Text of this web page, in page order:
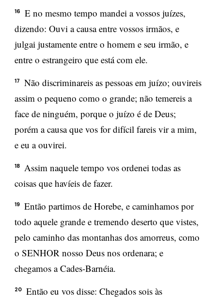
16
E no mesmo tempo mandei a vossos juízes,
dizendo: Ouvi a causa entre vossos irmãos, e
julgai justamente entre o homem e seu irmão, e
entre o estrangeiro que está com ele.
17
Não discriminareis as pessoas em juízo; ouvireis
assim o pequeno como o grande; não temereis a
face de ninguém, porque o juízo é de Deus;
porém a causa que vos for difícil fareis vir a mim,
e eu a ouvirei.
18
Assim naquele tempo vos ordenei todas as
coisas que havíeis de fazer.
19
Então partimos de Horebe, e caminhamos por
todo aquele grande e tremendo deserto que vistes,
pelo caminho das montanhas dos amorreus, como
o SENHOR nosso Deus nos ordenara; e
chegamos a Cades-Barnéia.
20
Então eu vos disse: Chegados sois às